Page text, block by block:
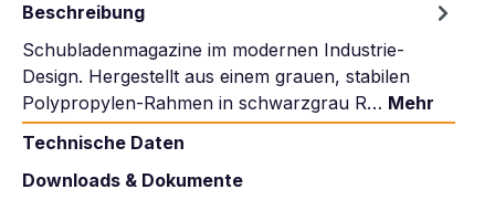
Beschreibung
Schubladenmagazine im modernen Industrie-
Design. Hergestellt aus einem grauen, stabilen
Polypropylen-Rahmen in schwarzgrau R… Mehr
Technische Daten
Downloads & Dokumente